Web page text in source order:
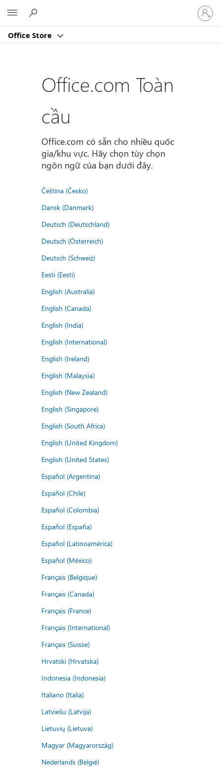
Office Store
Đăng
nhập
tài
của
Office.com Toàn
cầu
Office.com có sẵn cho nhiều quốc
gia/khu vực. Hãy chọn tùy chọn
ngôn ngữ của bạn dưới đây.
Čeština (Česko)
Dansk (Danmark)
Deutsch (Deutschland)
Deutsch (Österreich)
Deutsch (Schweiz)
Eesti (Eesti)
English (Australia)
English (Canada)
English (India)
English (International)
English (Ireland)
English (Malaysia)
English (New Zealand)
English (Singapore)
English (South Africa)
English (United Kingdom)
English (United States)
Español (Argentina)
Español (Chile)
Español (Colombia)
Español (España)
Español (Latinoamérica)
Español (México)
Français (Belgique)
Français (Canada)
Français (France)
Français (International)
Français (Suisse)
Hrvatski (Hrvatska)
Indonesia (Indonesia)
Italiano (Italia)
Latviešu (Latvija)
Lietuvių (Lietuva)
Magyar (Magyarország)
Nederlands (België)